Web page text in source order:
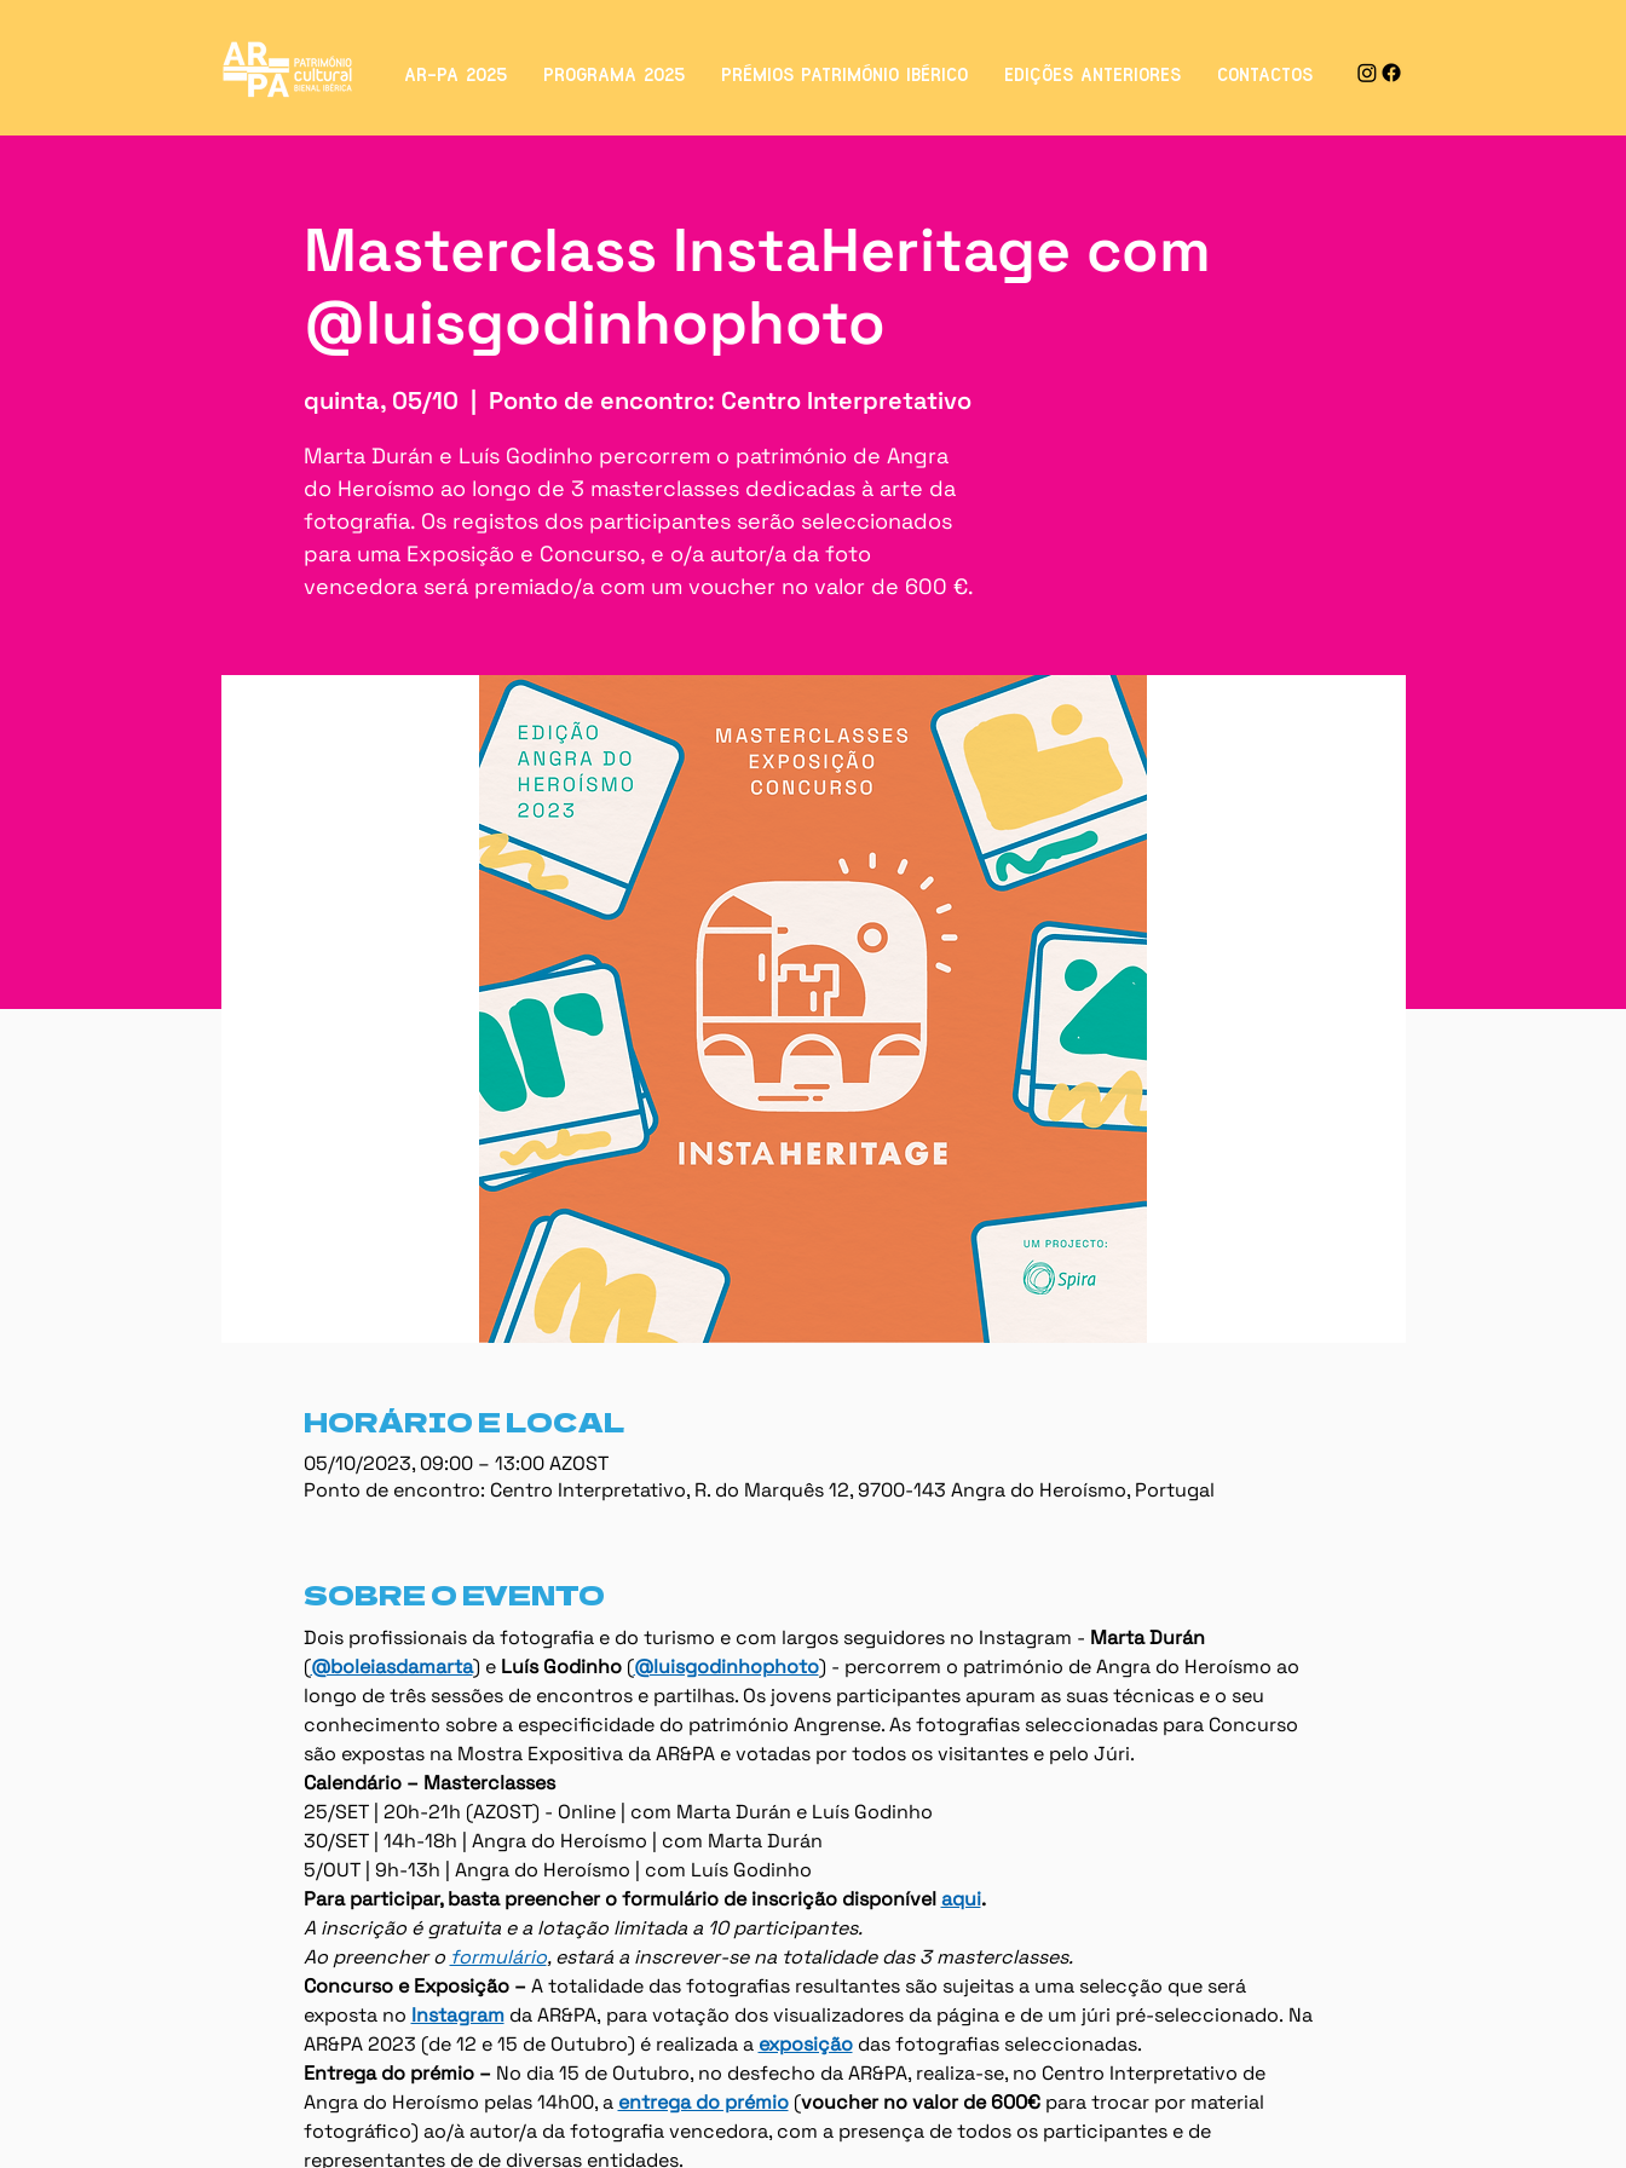
AR-PA 2025 PROGRAMA 2025 PRÉMIOS PATRIMÓNIO IBÉRICO EDIÇÕES ANTERIORES CONTACTOS
Masterclass InstaHeritage com
@luisgodinhophoto
quinta, 05/10
  |
Ponto de encontro: Centro Interpretativo
Marta Durán e Luís Godinho percorrem o património de Angra
do Heroísmo ao longo de 3 masterclasses dedicadas à arte da
fotografia. Os registos dos participantes serão seleccionados
para uma Exposição e Concurso, e o/a autor/a da foto
vencedora será premiado/a com um voucher no valor de 600 €.
HORÁRIO E LOCAL
05/10/2023, 09:00 – 13:00 AZOST
Ponto de encontro: Centro Interpretativo, R. do Marquês 12, 9700-143 Angra do Heroísmo, Portugal
SOBRE O EVENTO
Dois profissionais da fotografia e do turismo e com largos seguidores no Instagram - Marta Durán
(@boleiasdamarta) e Luís Godinho (@luisgodinhophoto) - percorrem o património de Angra do Heroísmo ao
longo de três sessões de encontros e partilhas. Os jovens participantes apuram as suas técnicas e o seu
conhecimento sobre a especificidade do património Angrense. As fotografias seleccionadas para Concurso
são expostas na Mostra Expositiva da AR&PA e votadas por todos os visitantes e pelo Júri.
Calendário – Masterclasses
25/SET | 20h-21h (AZOST) - Online | com Marta Durán e Luís Godinho
30/SET | 14h-18h | Angra do Heroísmo | com Marta Durán
5/OUT | 9h-13h | Angra do Heroísmo | com Luís Godinho
Para participar, basta preencher o formulário de inscrição disponível aqui.
A inscrição é gratuita e a lotação limitada a 10 participantes.
Ao preencher o formulário, estará a inscrever-se na totalidade das 3 masterclasses.
Concurso e Exposição – A totalidade das fotografias resultantes são sujeitas a uma selecção que será
exposta no Instagram da AR&PA, para votação dos visualizadores da página e de um júri pré-seleccionado. Na
AR&PA 2023 (de 12 e 15 de Outubro) é realizada a exposição das fotografias seleccionadas.
Entrega do prémio – No dia 15 de Outubro, no desfecho da AR&PA, realiza-se, no Centro Interpretativo de
Angra do Heroísmo pelas 14h00, a entrega do prémio (voucher no valor de 600€ para trocar por material
fotográfico) ao/à autor/a da fotografia vencedora, com a presença de todos os participantes e de
representantes de de diversas entidades.